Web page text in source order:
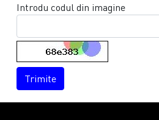
Introdu codul din imagine
Trimite